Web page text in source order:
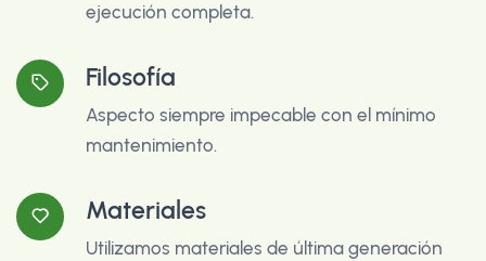
ejecución completa.
Filosofía
Aspecto siempre impecable con el mínimo
mantenimiento.
Materiales
Utilizamos materiales de última generación